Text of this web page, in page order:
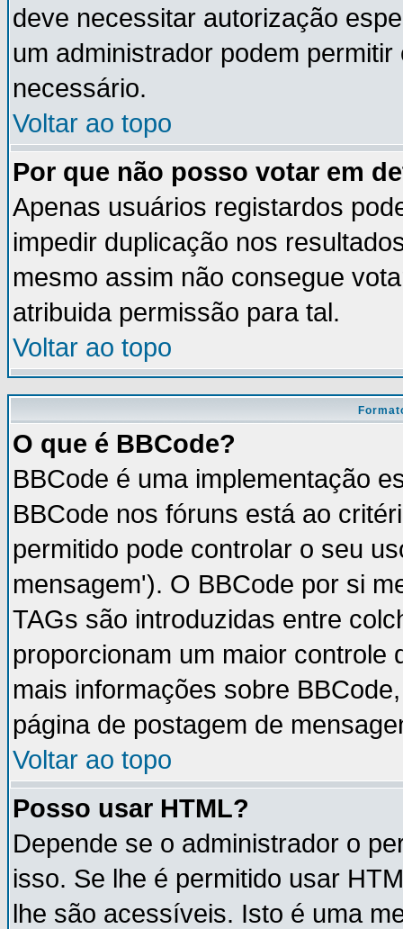
deve necessitar autorização
um administrador podem
necessário.
Voltar ao topo
Por que não posso votar em
Apenas usuários registardos
impedir duplicação nos
mesmo assim não consegue
atribuida permissão para tal.
Voltar ao topo
O que é BBCode?
BBCode é uma implementação
BBCode nos fóruns está ao
permitido pode controlar o seu
mensagem'). O BBCode por si
TAGs são introduzidas entre
proporcionam um maior controle
mais informações sobre
página de postagem de
Voltar ao topo
Posso usar HTML?
Depende se o administrador o
isso. Se lhe é permitido usar
lhe são acessíveis. Isto é uma